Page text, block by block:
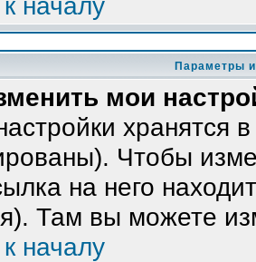
Параметры
мои
хранятся
Чтобы
на него
Там вы можете
началу